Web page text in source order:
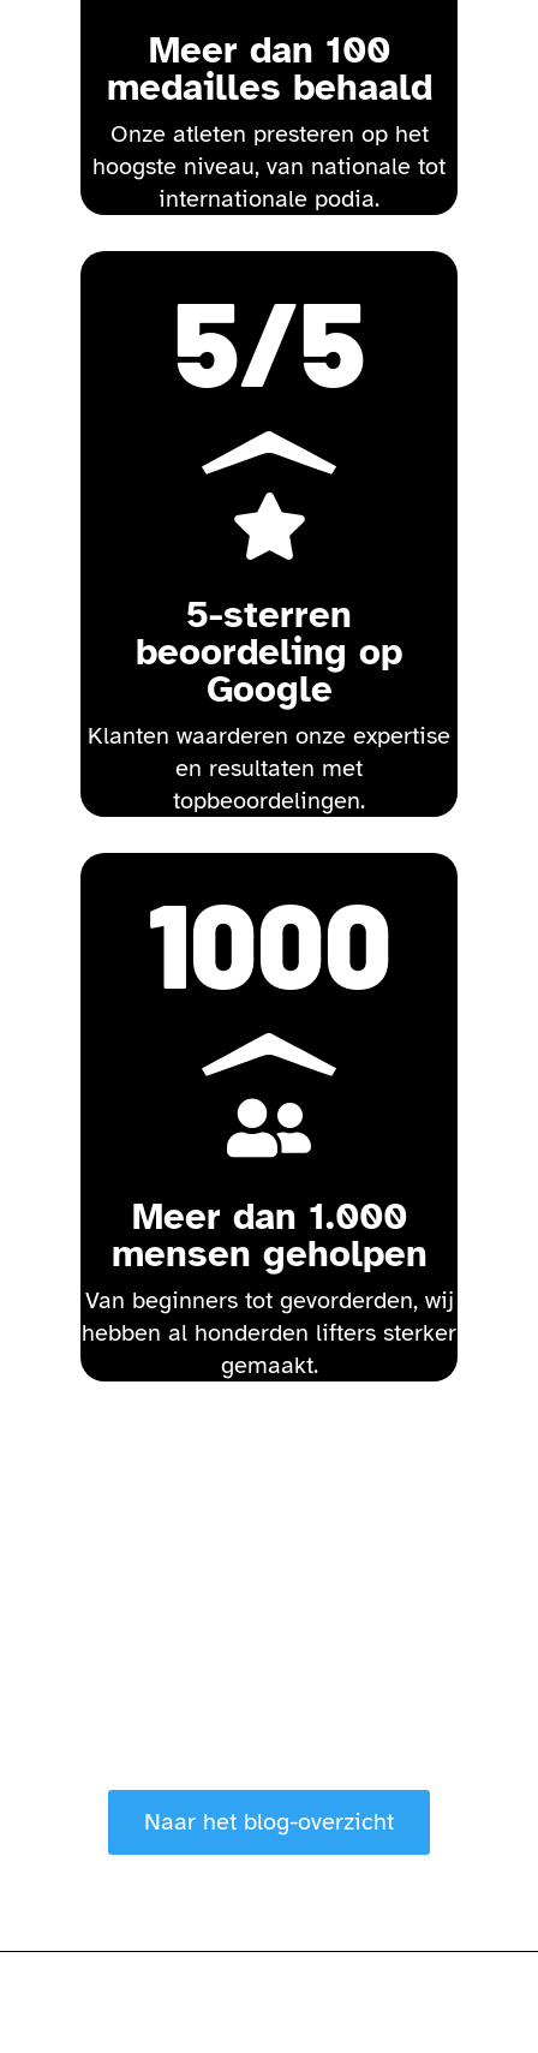
Meer dan 100
medailles behaald
Onze atleten presteren op het
hoogste niveau, van nationale tot
internationale podia.
5/5

5-sterren
beoordeling op
Google
Klanten waarderen onze expertise
en resultaten met
topbeoordelingen.
1000

Meer dan 1.000
mensen geholpen
Van beginners tot gevorderden, wij
hebben al honderden lifters sterker
gemaakt.
Naar het blog-overzicht